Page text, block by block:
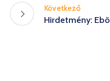
Következő
Hirdetmény: